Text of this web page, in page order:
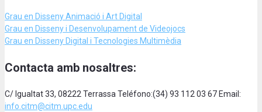
Grau en Disseny Animació i Art Digital
Grau en Disseny i Desenvolupament de Videojocs
Grau en Disseny Digital i Tecnologies Multimèdia
Contacta amb nosaltres:
C/ Igualtat 33, 08222 Terrassa Teléfono:(34) 93 112 03 67 Email:
info.citm@citm.upc.edu